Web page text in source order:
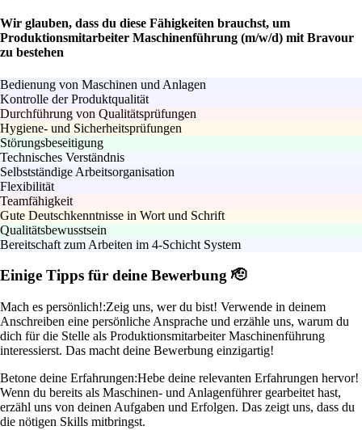
Wir glauben, dass du diese Fähigkeiten brauchst, um
Produktionsmitarbeiter Maschinenführung (m/w/d) mit Bravour
zu bestehen
Bedienung von Maschinen und Anlagen
Kontrolle der Produktqualität
Durchführung von Qualitätsprüfungen
Hygiene- und Sicherheitsprüfungen
Störungsbeseitigung
Technisches Verständnis
Selbstständige Arbeitsorganisation
Flexibilität
Teamfähigkeit
Gute Deutschkenntnisse in Wort und Schrift
Qualitätsbewusstsein
Bereitschaft zum Arbeiten im 4-Schicht System
Einige Tipps für deine Bewerbung 🫡
Mach es persönlich!:Zeig uns, wer du bist! Verwende in deinem
Anschreiben eine persönliche Ansprache und erzähle uns, warum du
dich für die Stelle als Produktionsmitarbeiter Maschinenführung
interessierst. Das macht deine Bewerbung einzigartig!
Betone deine Erfahrungen:Hebe deine relevanten Erfahrungen hervor!
Wenn du bereits als Maschinen- und Anlagenführer gearbeitet hast,
erzähl uns von deinen Aufgaben und Erfolgen. Das zeigt uns, dass du
die nötigen Skills mitbringst.